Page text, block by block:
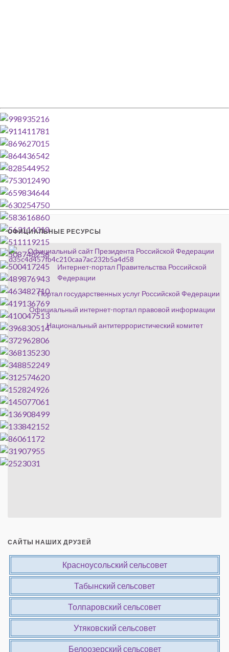
ОФИЦИАЛЬНЫЕ РЕСУРСЫ
Официальный сайт Президента Российской Федерации
Интернет-портал Правительства Российской
Федерации
Портал государственных услуг Российской Федерации
Официальный интернет-портал правовой информации
Национальный антитеррористический комитет
САЙТЫ НАШИХ ДРУЗЕЙ
Красноусольский сельсовет
Табынский сельсовет
Толпаровский сельсовет
Утяковский сельсовет
Белоозерский сельсовет